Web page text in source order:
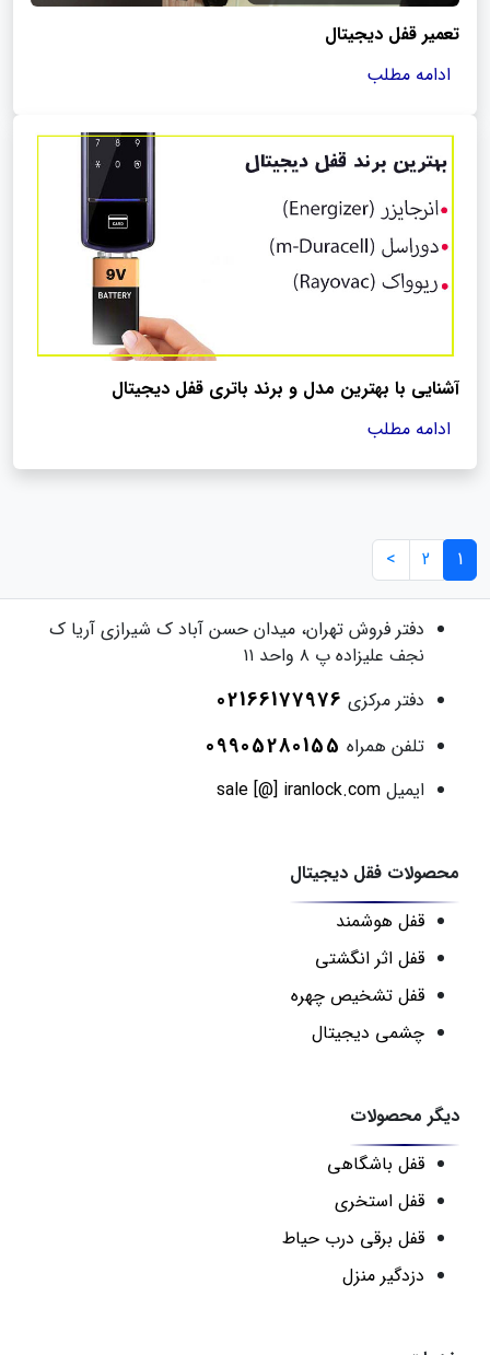
تعمیر قفل دیجیتال
ادامه مطلب
آشنایی با بهترین مدل و برند باتری قفل دیجیتال
ادامه مطلب
1
2
>
دفتر فروش تهران، میدان حسن آباد ک شیرازی آریا ک
نجف علیزاده پ ۸ واحد ۱۱
دفتر مرکزی 02166177976
تلفن همراه 09905280155
ایمیل sale [@] iranlock.com
محصولات فقل دیجیتال
قفل هوشمند
قفل اثر انگشتی
قفل تشخیص چهره
چشمی دیجیتال
دیگر محصولات
قفل باشگاهی
قفل استخری
قفل برقی درب حیاط
دزدگیر منزل